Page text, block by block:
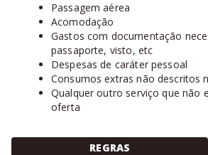
Passagem aérea
Acomodação
Gastos com documentação
passaporte, visto, etc
Despesas de caráter pessoal
Consumos extras não descritos
Qualquer outro serviço que não
oferta
REGRAS